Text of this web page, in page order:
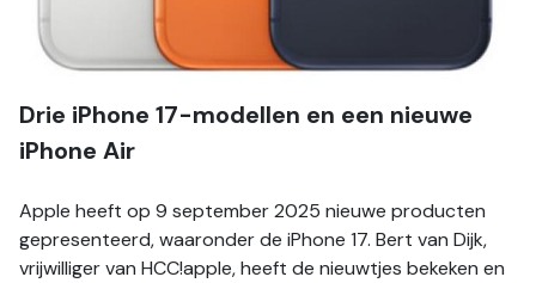
Drie iPhone 17-modellen en een nieuwe
iPhone Air
Apple heeft op 9 september 2025 nieuwe producten
gepresenteerd, waaronder de iPhone 17. Bert van Dijk,
vrijwilliger van HCC!apple, heeft de nieuwtjes bekeken en